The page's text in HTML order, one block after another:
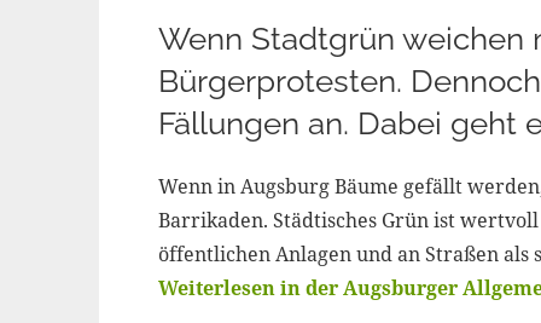
Wenn Stadtgrün weichen
Bürgerprotesten.
Fällungen an. Dabei geht
Wenn in Augsburg Bäume gefällt
Barrikaden. Städtisches Grün ist
öffentlichen Anlagen und an Straßen als
Weiterlesen in der Augsburger